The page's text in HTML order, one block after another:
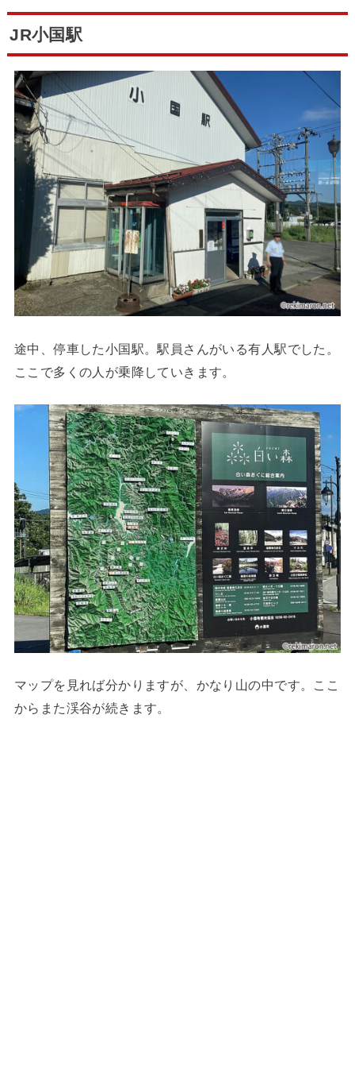
JR小国駅
途中、停車した小国駅。駅員さんがいる有人駅でした。
ここで多くの人が乗降していきます。
マップを見れば分かりますが、かなり山の中です。ここ
からまた渓谷が続きます。